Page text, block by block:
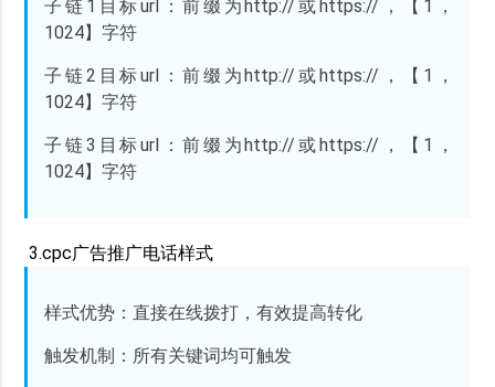
子链 1目标url：前缀为http://或https://，【1，
1024】字符
子链2目标url：前缀为http://或https://，【1，
1024】字符
子链3目标url：前缀为http://或https://，【1，
1024】字符
3.cpc广告推广电话样式
样式优势：直接在线拨打，有效提高转化
触发机制：所有关键词均可触发